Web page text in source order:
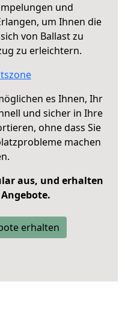
und
um Ihnen die
von Ballast zu
zu erleichtern.
es Ihnen, Ihr
und sicher in Ihre
ohne dass Sie
machen
aus, und erhalten
erhalten